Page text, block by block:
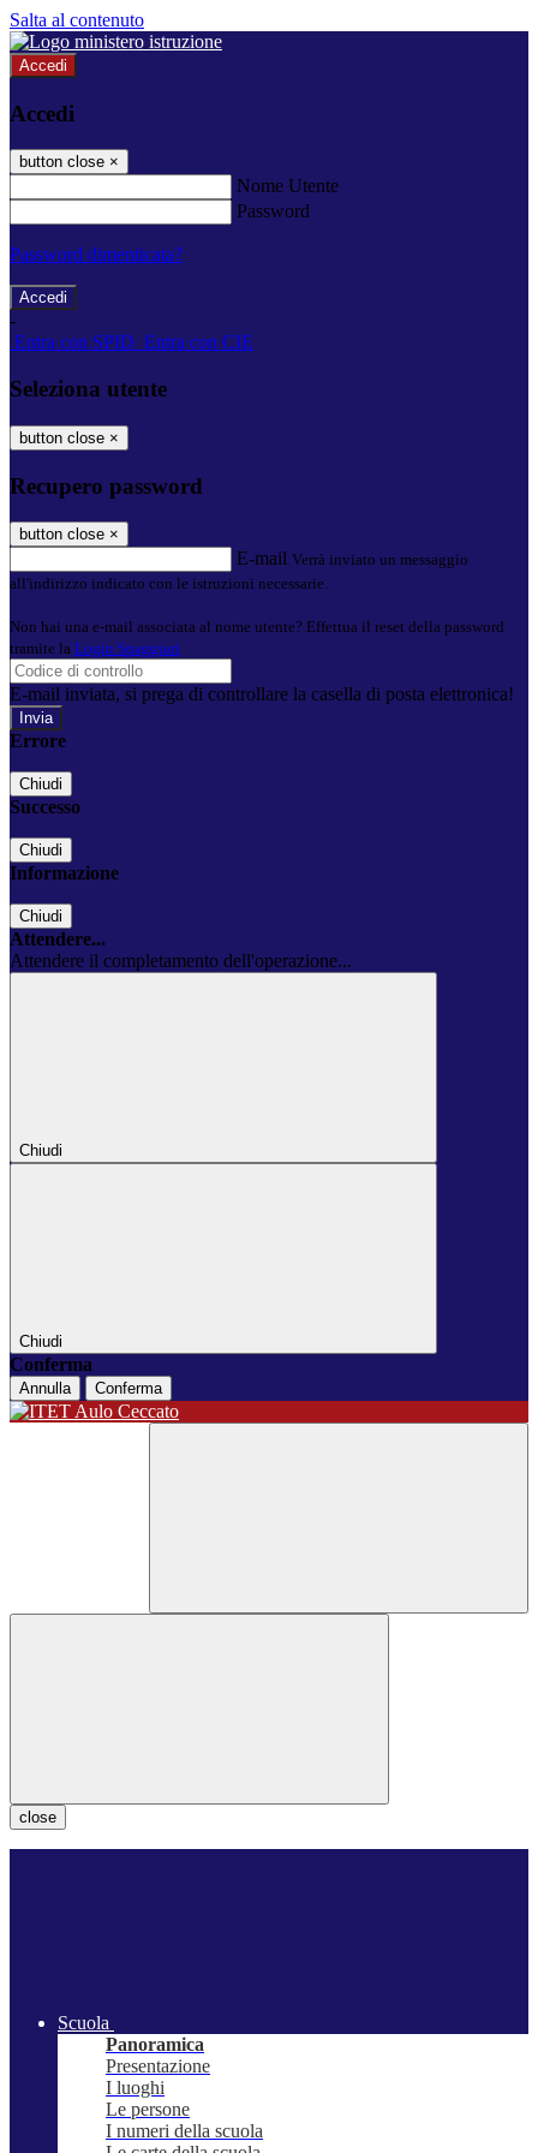
Salta al contenuto
Accedi
Accedi
button close ×
Nome Utente
Password
Password dimenticata?
-
Entra con SPID Entra con CIE
Seleziona utente
button close ×
Recupero password
button close ×
E-mail Verrà inviato un messaggio
all'indirizzo indicato con le istruzioni necessarie.
Non hai una e-mail associata al nome utente? Effettua il reset della password
tramite la Login Spaggiari
E-mail inviata, si prega di controllare la casella di posta elettronica!
Errore
Chiudi
Successo
Chiudi
Informazione
Chiudi
Attendere...
Attendere il completamento dell'operazione...
Chiudi
Chiudi
Conferma
Annulla Conferma
close
Scuola
Panoramica
Presentazione
I luoghi
Le persone
I numeri della scuola